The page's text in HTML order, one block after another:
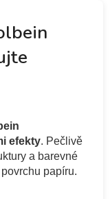
efekty. Pečlivě
a barevné
papíru.